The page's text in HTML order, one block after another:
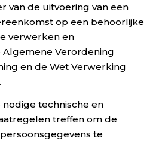
van de uitvoering van een
op een behoorlijke
verwerken en
Verordening
en de Wet Verwerking
technische en
treffen om de
te